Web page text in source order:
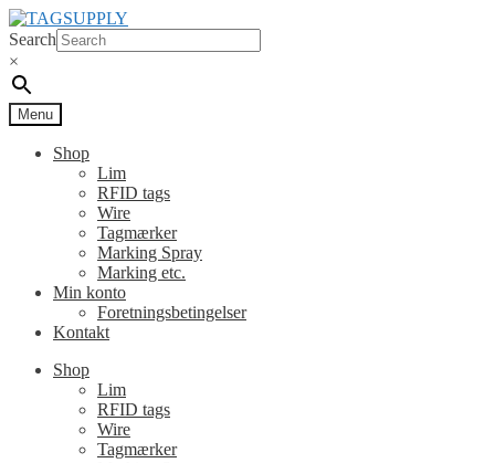
Spring
til
navigation
Spring
til
indhold
Search
×
Menu
Shop
Lim
RFID tags
Wire
Tagmærker
Marking Spray
Marking etc.
Min konto
Foretningsbetingelser
Kontakt
Shop
Lim
RFID tags
Wire
Tagmærker